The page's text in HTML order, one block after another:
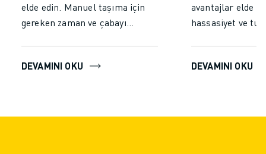
elde edin. Manuel taşıma için
gereken zaman ve çabayı
artırın. Robotların yorulmadan
elde edin, hataları en aza
DEVAMINI OKU
avantajlar elde
hassasiyet ve
edin.
verimliliği
DEVAMINI OKU